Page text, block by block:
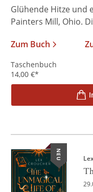
Glühende Hitze und
Painters Mill, Ohio.
Zum Buch
Taschenbuch
14,00 €*
NEU